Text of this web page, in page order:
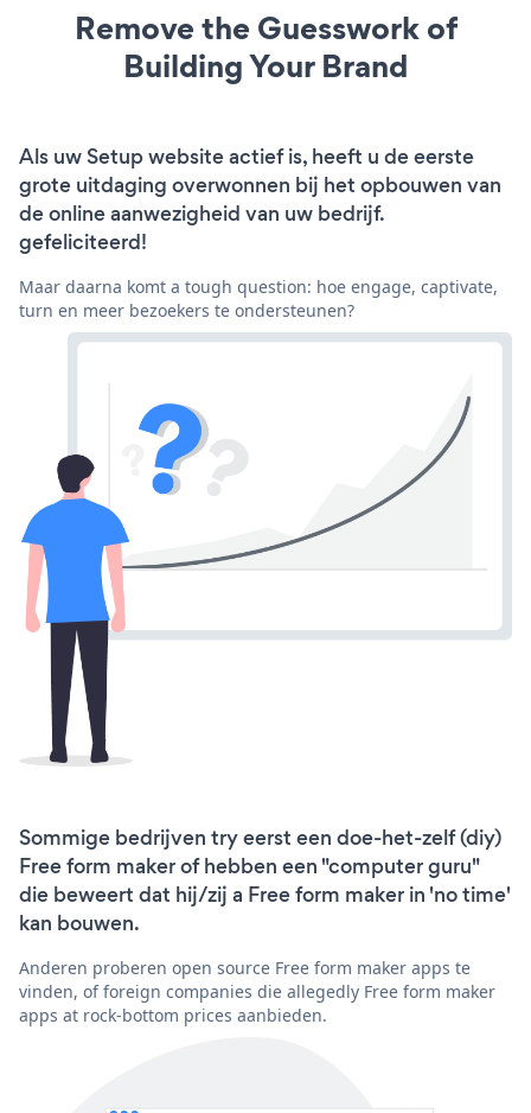
Remove the Guesswork of
Building Your Brand
Als uw Setup website actief is, heeft u de eerste
grote uitdaging overwonnen bij het opbouwen van
de online aanwezigheid van uw bedrijf.
gefeliciteerd!
Maar daarna komt a tough question: hoe engage, captivate,
turn en meer bezoekers te ondersteunen?
Sommige bedrijven try eerst een doe-het-zelf (diy)
Free form maker of hebben een "computer guru"
die beweert dat hij/zij a Free form maker in 'no time'
kan bouwen.
Anderen proberen open source Free form maker apps te
vinden, of foreign companies die allegedly Free form maker
apps at rock-bottom prices aanbieden.